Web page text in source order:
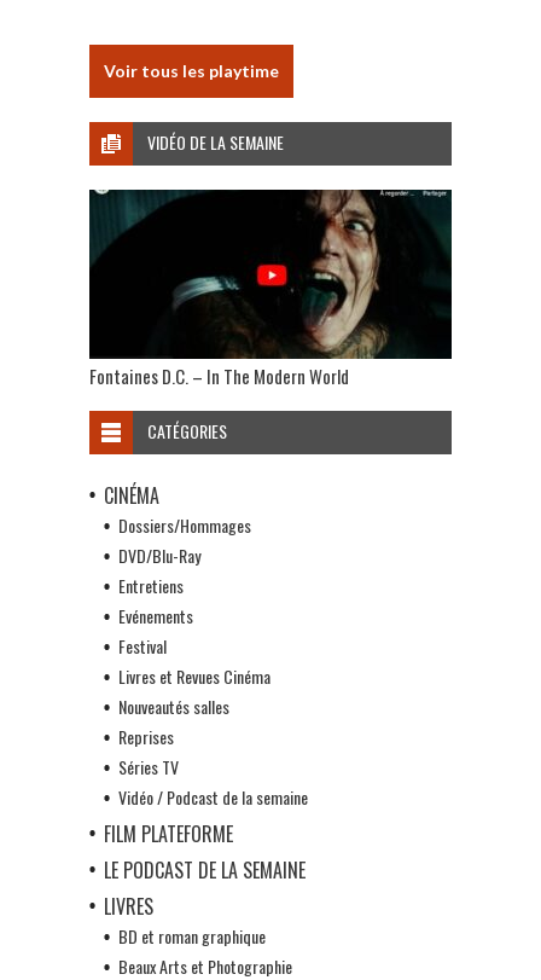
Voir tous les playtime
VIDÉO DE LA SEMAINE
Fontaines D.C. – In The Modern World
CATÉGORIES
CINÉMA
Dossiers/Hommages
DVD/Blu-Ray
Entretiens
Evénements
Festival
Livres et Revues Cinéma
Nouveautés salles
Reprises
Séries TV
Vidéo / Podcast de la semaine
FILM PLATEFORME
LE PODCAST DE LA SEMAINE
LIVRES
BD et roman graphique
Beaux Arts et Photographie